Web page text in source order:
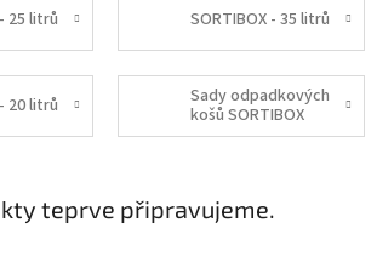
25 litrů SORTIBOX - 35 litrů
20 litrů
Sady odpadkových
košů SORTIBOX
teprve připravujeme.